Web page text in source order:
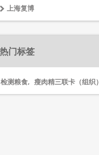
上海复博
热门标签
检测粮食, 瘦肉精三联卡（组织）